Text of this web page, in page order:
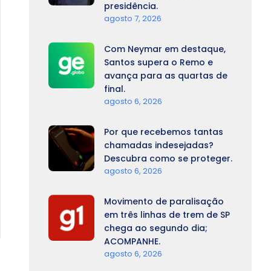
presidência.
agosto 7, 2026
Com Neymar em destaque,
Santos supera o Remo e
avança para as quartas de
final.
agosto 6, 2026
Por que recebemos tantas
chamadas indesejadas?
Descubra como se proteger.
agosto 6, 2026
Movimento de paralisação
em três linhas de trem de SP
chega ao segundo dia;
ACOMPANHE.
agosto 6, 2026